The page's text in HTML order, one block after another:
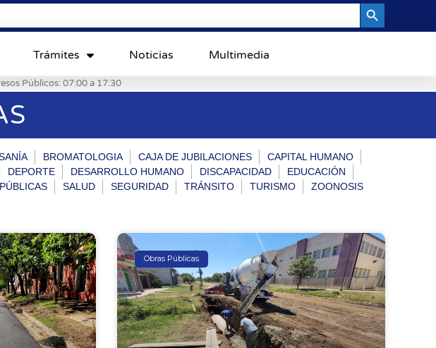
Trámites Noticias Multimedia
Públicos: 07:00 a 17:30
BROMATOLOGIA CAJA DE JUBILACIONES
CAPITAL HUMANO
DEPORTE DESARROLLO HUMANO DISCAPACIDAD
EDUCACIÓN
SALUD SEGURIDAD TRÁNSITO TURISMO ZOONOSIS
Obras Públicas